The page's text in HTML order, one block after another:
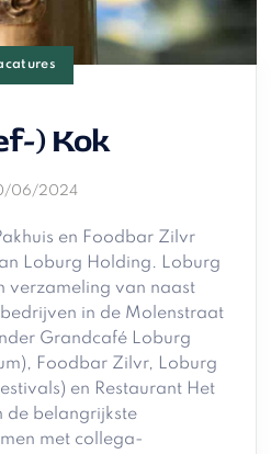
) Kok
06/2024
en Foodbar Zilvr
Loburg Holding. Loburg
verzameling van naast
in de Molenstraat
Grandcafé Loburg
Foodbar Zilvr, Loburg
en Restaurant Het
de belangrijkste
met collega-